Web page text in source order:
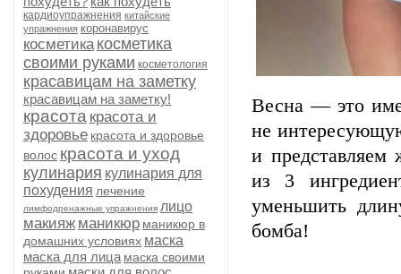
кардиоупражнения китайские
упражнения коронавирус
косметика косметика
своими руками косметология
красавицам на заметку
красавицам на заметку!
красота красота и
здоровье красота и здоровье
волос красота и уход
кулинария кулинария для
похудения лечение
лимфодренажные упражнения лицо
макияж маникюр маникюр в
домашних условиях маска
маска для лица маска своими
Весна — это
не
и представляем
из 3
уменьшить
бомба!